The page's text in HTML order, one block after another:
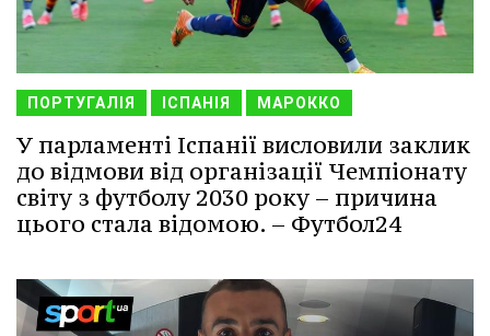
ПОРТУГАЛІЯ ІСПАНІЯ МАРОККО
У парламенті Іспанії висловили заклик
до відмови від організації Чемпіонату
світу з футболу 2030 року – причина
цього стала відомою. – Футбол24